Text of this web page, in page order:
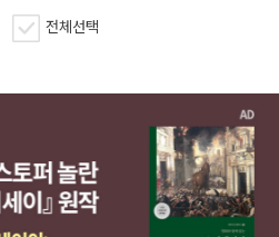
전체선택